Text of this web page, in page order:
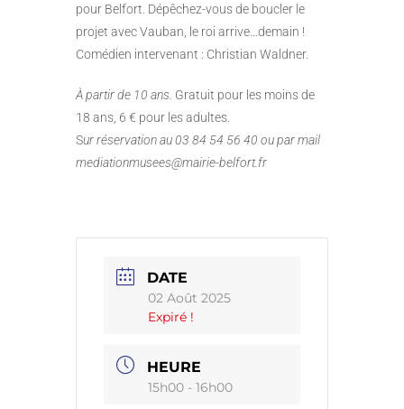
pour Belfort. Dépêchez-vous de boucler le
projet avec Vauban, le roi arrive…demain !
Comédien intervenant : Christian Waldner.
À partir de 10 ans. Gratuit pour les moins de
18 ans, 6 € pour les adultes.
Sur réservation au 03 84 54 56 40 ou par mail
mediationmusees@mairie-belfort.fr
DATE
02 Août 2025
Expiré !
HEURE
15h00 - 16h00